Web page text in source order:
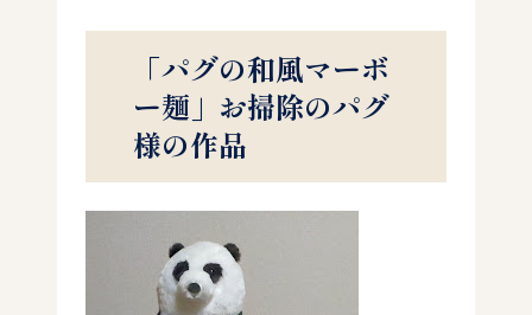
「パグの和風マーボ
ー麺」お掃除のパグ
様の作品